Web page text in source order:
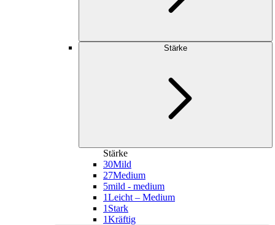
Stärke
Stärke
30Mild
27Medium
5mild - medium
1Leicht – Medium
1 Stark
1Kräftig